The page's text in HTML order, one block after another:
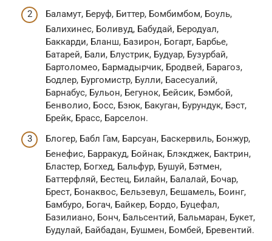
Баламут, Беруф, Биттер, Бомбимбом, Боуль,
Балихинес, Боливуд, Бабудай, Беродуал,
Баккарди, Бланш, Базирон, Богарт, Барбье,
Батарей, Бали, Блустрик, Будуар, Бузурбай,
Бартоломео, Бармадырчик, Бродвей, Барагоз,
Бодлер, Бургомистр, Булли, Басесуалий,
Барнабус, Бульон, Бегунок, Бейсик, Бэмбой,
Бенволио, Босс, Бзюк, Бакуган, Бурундук, Бэст,
Брейк, Брасс, Барселон.
Блогер, Бабл Гам, Барсуан, Баскервиль, Бонжур,
Бенефис, Барракуд, Бойнак, Блэкджек, Бактрин,
Бластер, Богхед, Бальфур, Бушуй, Бэтмен,
Баттерфляй, Бестец, Билайн, Балалай, Бочар,
Брест, Бонаквос, Бельзевул, Бешамель, Боинг,
Бамбуро, Богач, Байкер, Бордо, Буцефал,
Базилиано, Бонч, Бальсентий, Бальмаран, Букет,
Будулай, Байбадан, Бушмен, Бомбей, Бревентий.